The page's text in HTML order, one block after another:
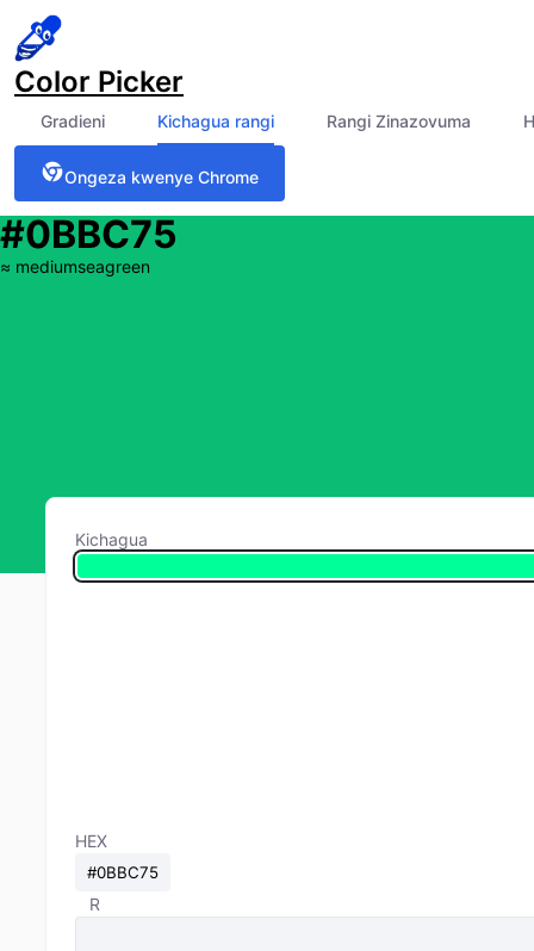
Color Picker
Gradieni Kichagua rangi Rangi Zinazovuma
Ongeza kwenye Chrome
#0BBC75
≈ mediumseagreen
Kichagua
HEX
R